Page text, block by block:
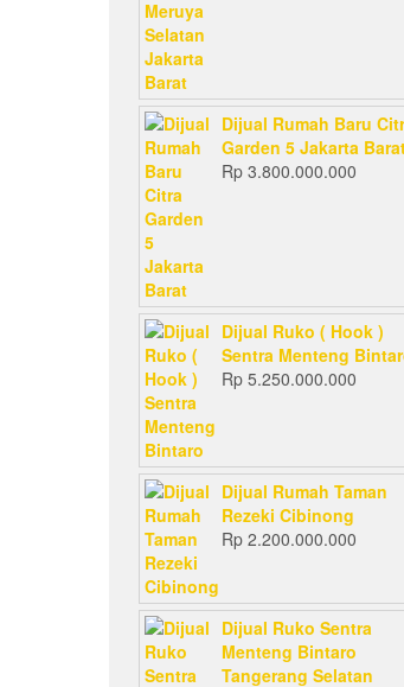
Dijual Rumah Baru
Garden 5 Jakarta
Rp 3.800.000.000
Dijual Ruko ( Hook )
Sentra Menteng
Rp 5.250.000.000
Dijual Rumah Taman
Rezeki Cibinong
Rp 2.200.000.000
Dijual Ruko Sentra
Menteng Bintaro
Tangerang Selatan